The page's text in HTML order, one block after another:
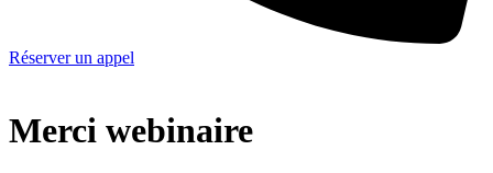
Réserver un appel
Merci webinaire